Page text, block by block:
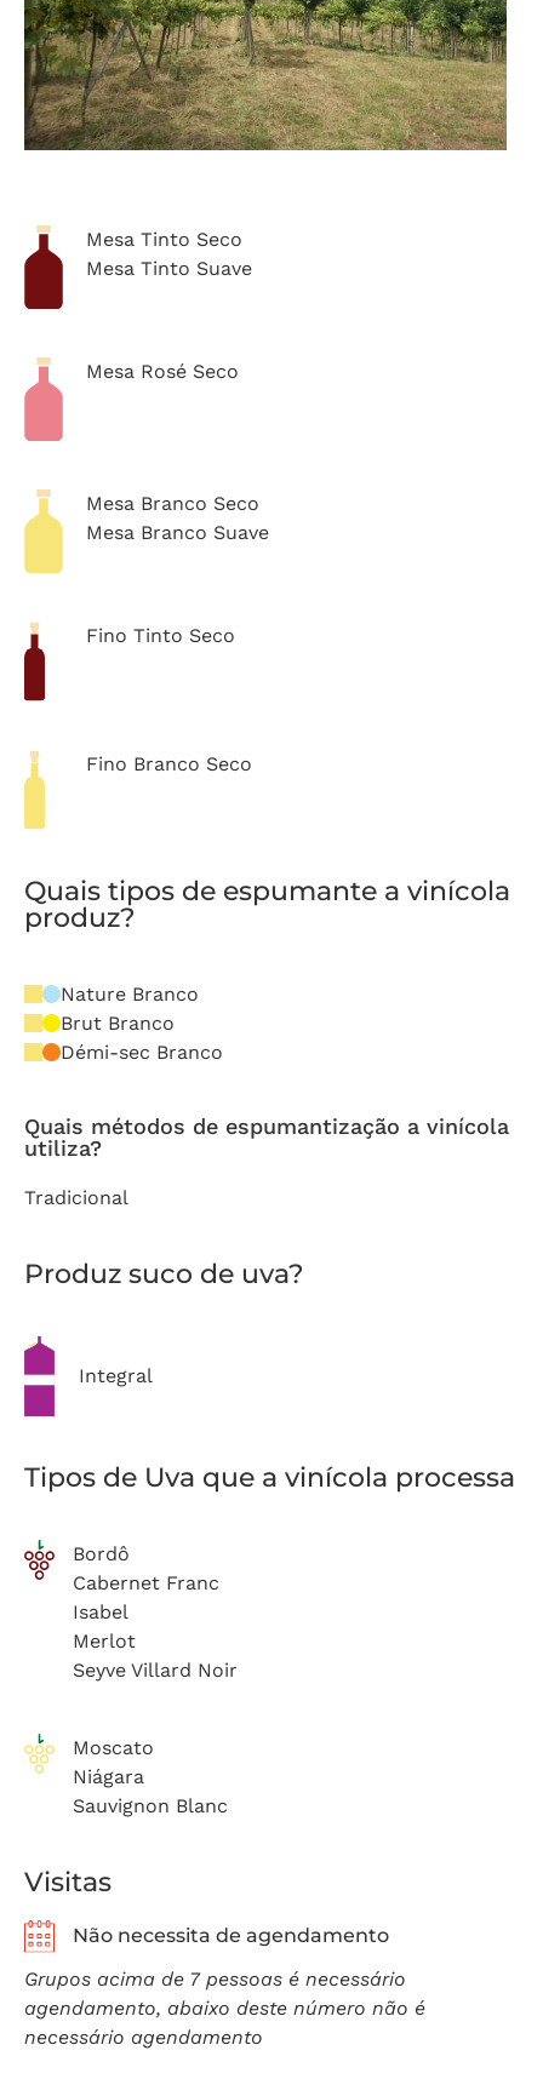
Mesa Tinto Seco
Mesa Tinto Suave
Mesa Rosé Seco
Mesa Branco Seco
Mesa Branco Suave
Fino Tinto Seco
Fino Branco Seco
Quais tipos de espumante a vinícola
produz?
Nature Branco
Brut Branco
Démi-sec Branco
Quais métodos de espumantização a vinícola
utiliza?
Tradicional
Produz suco de uva?
Integral
Tipos de Uva que a vinícola processa
Bordô
Cabernet Franc
Isabel
Merlot
Seyve Villard Noir
Moscato
Niágara
Sauvignon Blanc
Visitas
Não necessita de agendamento
Grupos acima de 7 pessoas é necessário
agendamento, abaixo deste número não é
necessário agendamento